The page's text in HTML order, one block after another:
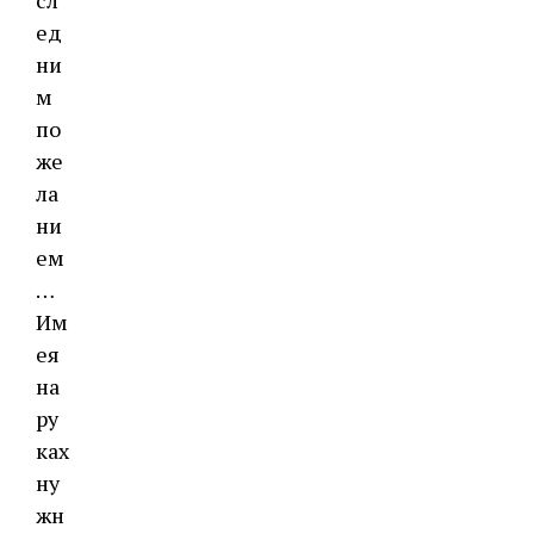
ед
ни
м
по
же
ла
ни
ем
…
Им
ея
на
ру
ках
ну
жн